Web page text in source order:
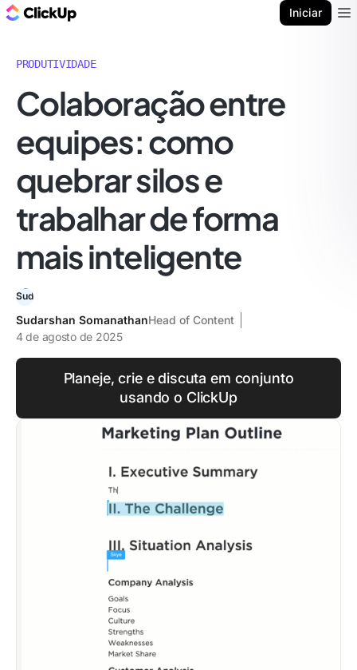
Iniciar
PRODUTIVIDADE
Colaboração entre
equipes: como
quebrar silos e
trabalhar de forma
mais inteligente
Sudarshan SomanathanHead of Content
4 de agosto de 2025
Planeje, crie e discuta em conjunto
usando o ClickUp